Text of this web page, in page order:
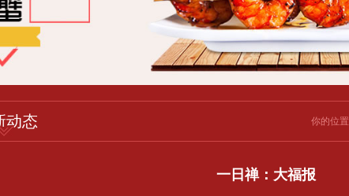
动态 你的位置
一日禅：大福报